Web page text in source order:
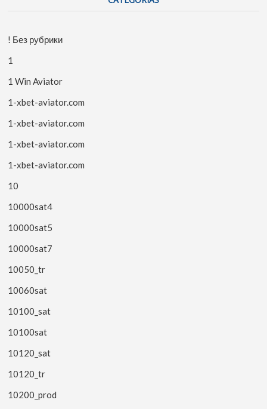
! Без рубрики
1
1 Win Aviator
1-xbet-aviator.com
1-xbet-aviator.com
1-xbet-aviator.com
1-xbet-aviator.com
10
10000sat4
10000sat5
10000sat7
10050_tr
10060sat
10100_sat
10100sat
10120_sat
10120_tr
10200_prod